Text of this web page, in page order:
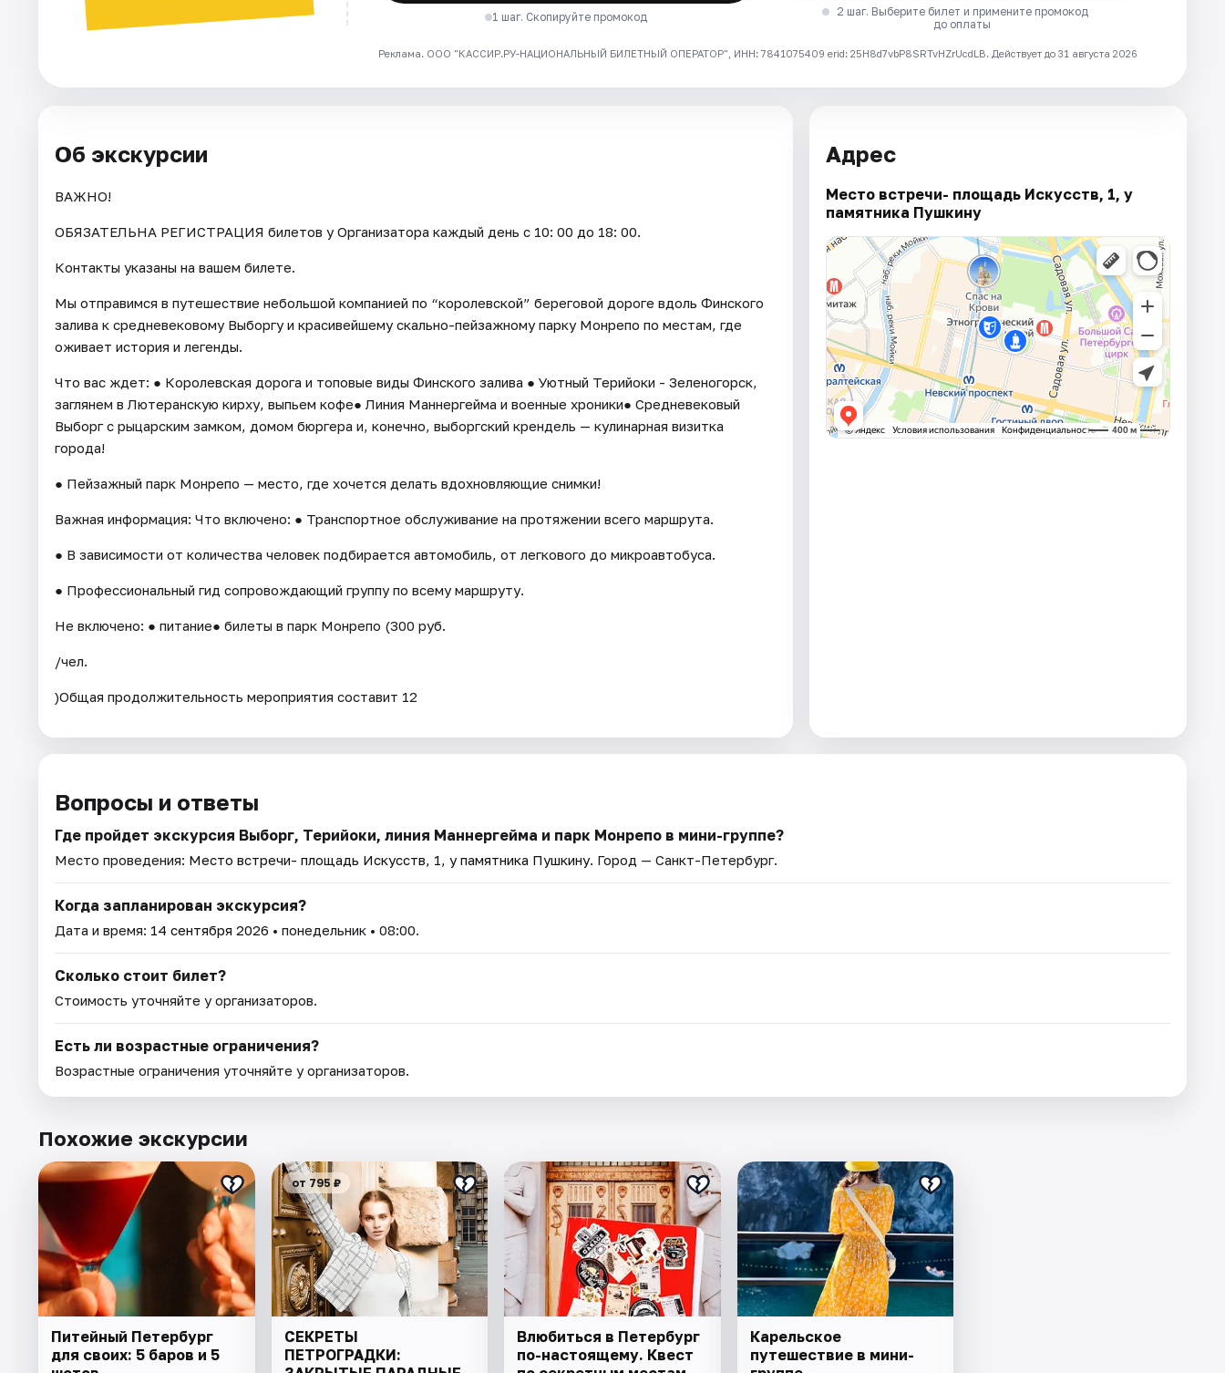
1 шаг. Скопируйте промокод
2 шаг. Выберите билет и примените промокод
до оплаты
Реклама. ООО "КАССИР.РУ-НАЦИОНАЛЬНЫЙ БИЛЕТНЫЙ ОПЕРАТОР", ИНН: 7841075409 erid: 25H8d7vbP8SRTvHZrUcdLB. Действует до 31 августа 2026
Об экскурсии
ВАЖНО!
ОБЯЗАТЕЛЬНА РЕГИСТРАЦИЯ билетов у Организатора каждый день c 10: 00 до 18: 00.
Контакты указаны на вашем билете.
Мы отправимся в путешествие небольшой компанией по “королевской” береговой дороге вдоль Финского
залива к средневековому Выборгу и красивейшему скально-пейзажному парку Монрепо по местам, где
оживает история и легенды.
Что вас ждет: ● Королевская дорога и топовые виды Финского залива ● Уютный Терийоки - Зеленогорск,
заглянем в Лютеранскую кирху, выпьем кофе● Линия Маннергейма и военные хроники● Средневековый
Выборг с рыцарским замком, домом бюргера и, конечно, выборгский крендель — кулинарная визитка
города!
● Пейзажный парк Монрепо — место, где хочется делать вдохновляющие снимки!
Важная информация: Что включено: ● Транспортное обслуживание на протяжении всего маршрута.
● В зависимости от количества человек подбирается автомобиль, от легкового до микроавтобуса.
● Профессиональный гид сопровождающий группу по всему маршруту.
Не включено: ● питание● билеты в парк Монрепо (300 руб.
/чел.
)Общая продолжительность мероприятия составит 12
Адрес
Место встречи- площадь Искусств, 1, у
памятника Пушкину
Вопросы и ответы
Где пройдет экскурсия Выборг, Терийоки, линия Маннергейма и парк Монрепо в мини-группе?
Место проведения: Место встречи- площадь Искусств, 1, у памятника Пушкину. Город — Санкт-Петербург.
Когда запланирован экскурсия?
Дата и время: 14 сентября 2026 • понедельник • 08:00.
Сколько стоит билет?
Стоимость уточняйте у организаторов.
Есть ли возрастные ограничения?
Возрастные ограничения уточняйте у организаторов.
Похожие экскурсии
Питейный Петербург
для своих: 5 баров и 5
от 795 ₽
СЕКРЕТЫ
ПЕТРОГРАДКИ:
Влюбиться в Петербург
по-настоящему. Квест
Карельское
путешествие в мини-